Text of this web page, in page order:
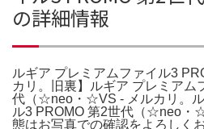
の詳細情報
ルギア プレミアムファイル3
カリ。旧裏】ルギア プレミアム
代（☆neo・☆VS - メルカリ。
ル3 PROMO 第2世代（☆neo
態はお写真での確認をよろしく